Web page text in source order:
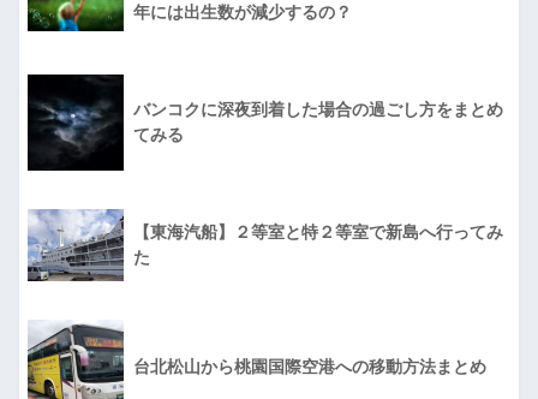
年には出生数が減少するの？
バンコクに深夜到着した場合の過ごし方をまとめ
てみる
【東海汽船】２等室と特２等室で新島へ行ってみ
た
台北松山から桃園国際空港への移動方法まとめ